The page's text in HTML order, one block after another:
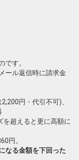
です。
ール返信時に請求金
円・代引不可)、
超えると更に高額に
円。
なる金額を下回った